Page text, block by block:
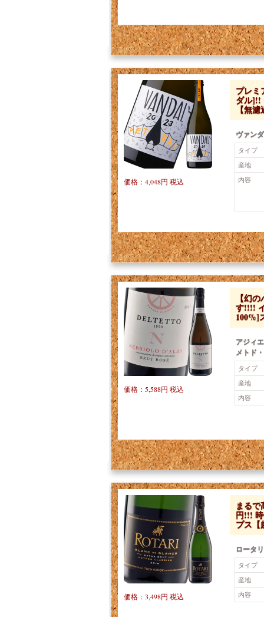
プレミ
ダル]!!
【無
ヴァン
タイプ
産地
内容
価格：4,048円 税込
【幻
す!!!!
100%]
アジィ
メトド
タイプ
産地
内容
価格：5,588円 税込
まるで
円!!!
プス
ロータ
タイプ
産地
内容
価格：3,498円 税込